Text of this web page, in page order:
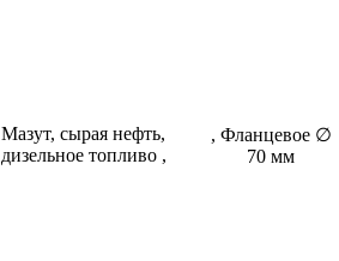
Мазут, сырая нефть,
дизельное топливо ,
, Фланцевое ∅
70 мм